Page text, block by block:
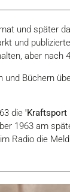
und später
und
aber nach
Büchern
die 'Kraftsport
1963 am
Radio die